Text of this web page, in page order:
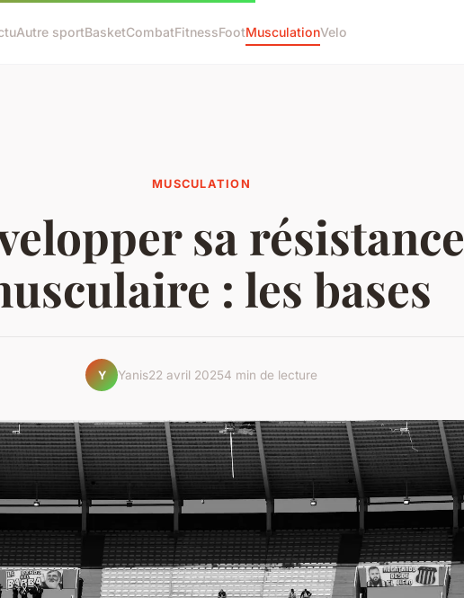
Autre sportBasketCombatFitnessFootMusculationVelo
MUSCULATION
sa résistance
: les bases
Y Yanis22 avril 20254 min de lecture